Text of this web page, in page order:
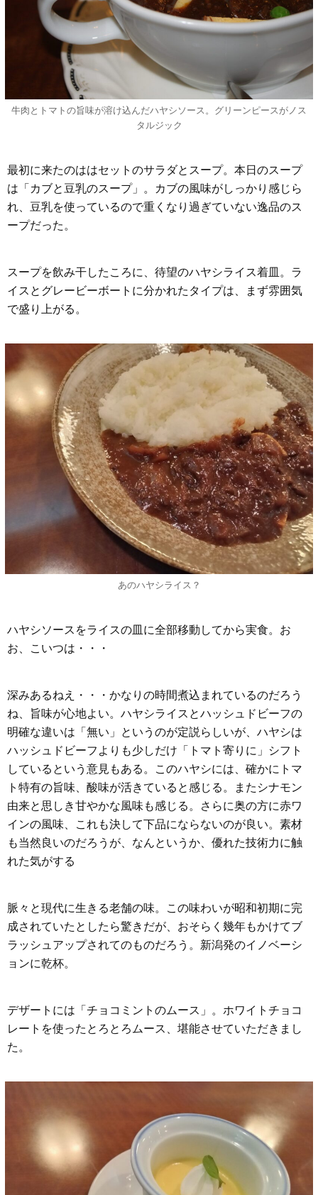
牛肉とトマトの旨味が溶け込んだハヤシソース。グリーンピースがノス
タルジック
最初に来たのははセットのサラダとスープ。本日のスープ
は「カブと豆乳のスープ」。カブの風味がしっかり感じら
れ、豆乳を使っているので重くなり過ぎていない逸品のス
ープだった。
スープを飲み干したころに、待望のハヤシライス着皿。ラ
イスとグレービーボートに分かれたタイプは、まず雰囲気
で盛り上がる。
あのハヤシライス？
ハヤシソースをライスの皿に全部移動してから実食。お
お、こいつは・・・
深みあるねえ・・・かなりの時間煮込まれているのだろう
ね、旨味が心地よい。ハヤシライスとハッシュドビーフの
明確な違いは「無い」というのが定説らしいが、ハヤシは
ハッシュドビーフよりも少しだけ「トマト寄りに」シフト
しているという意見もある。このハヤシには、確かにトマ
ト特有の旨味、酸味が活きていると感じる。またシナモン
由来と思しき甘やかな風味も感じる。さらに奥の方に赤ワ
インの風味、これも決して下品にならないのが良い。素材
も当然良いのだろうが、なんというか、優れた技術力に触
れた気がする
脈々と現代に生きる老舗の味。この味わいが昭和初期に完
成されていたとしたら驚きだが、おそらく幾年もかけてブ
ラッシュアップされてのものだろう。新潟発のイノベーシ
ョンに乾杯。
デザートには「チョコミントのムース」。ホワイトチョコ
レートを使ったとろとろムース、堪能させていただきまし
た。